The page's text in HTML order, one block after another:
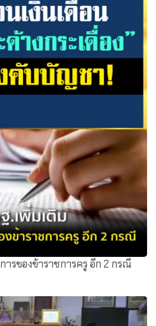
ระด้างกระเดื่อง” ต่อผู้บังคับบัญชา
ารของข้าราชการครู อีก 2 กรณี